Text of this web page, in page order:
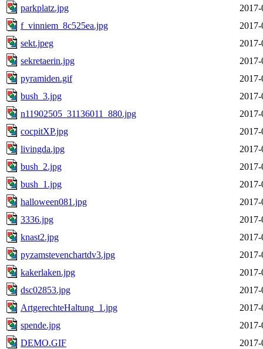
parkplatz.jpg
f_vinniem_8c525ea.jpg
sekt.jpeg
sekretaerin.jpg
pyramiden.gif
bush_3.jpg
n11902505_31136011_880.jpg
cocpitXP.jpg
livingda.jpg
bush_2.jpg
bush_1.jpg
halloween081.jpg
3336.jpg
knast2.jpg
pyzamstevenchartdv3.jpg
kakerlaken.jpg
dsc02853.jpg
ArtgerechteHaltung_1.jpg
spende.jpg
DEMO.GIF